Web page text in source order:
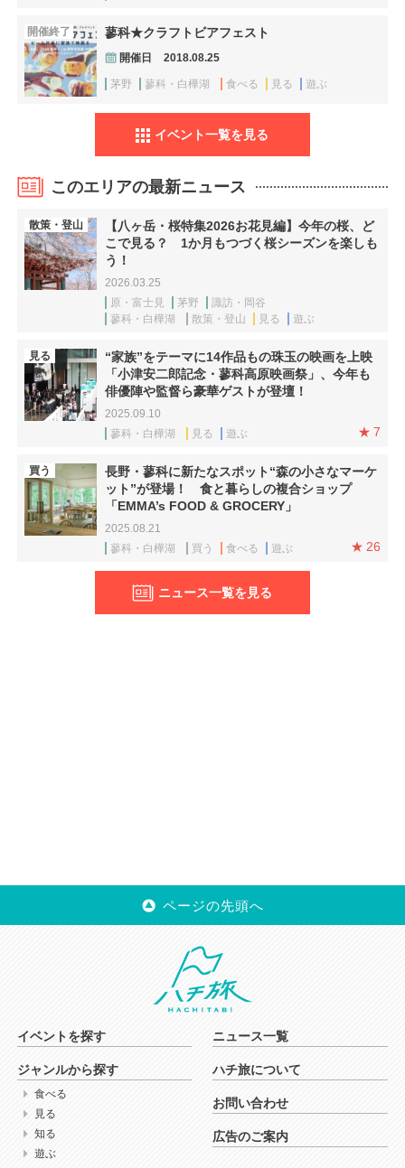
開催終了 蓼科★クラフトビアフェスト
開催日 2018.08.25
茅野 蓼科・白樺湖 食べる 見る 遊ぶ
イベント一覧を見る
このエリアの最新ニュース
散策・登山
【八ヶ岳・桜特集2026お花見編】今年の桜、ど
こで見る？ 1か月もつづく桜シーズンを楽しも
う！
2026.03.25
原・富士見
茅野
諏訪・岡谷
蓼科・白樺湖
散策・登山 見る 遊ぶ
見る
“家族”をテーマに14作品もの珠玉の映画を上映
「小津安二郎記念・蓼科高原映画祭」、今年も
俳優陣や監督ら豪華ゲストが登壇！
2025.09.10
蓼科・白樺湖
見る 遊ぶ 7
買う
長野・蓼科に新たなスポット“森の小さなマーケ
ット”が登場！ 食と暮らしの複合ショップ
「EMMA’s FOOD & GROCERY」
2025.08.21
蓼科・白樺湖
買う 食べる 遊ぶ 26
ニュース一覧を見る
ページの先頭へ
イベントを探す
ジャンルから探す
食べる
見る
知る
遊ぶ
ニュース一覧
ハチ旅について
お問い合わせ
広告のご案内